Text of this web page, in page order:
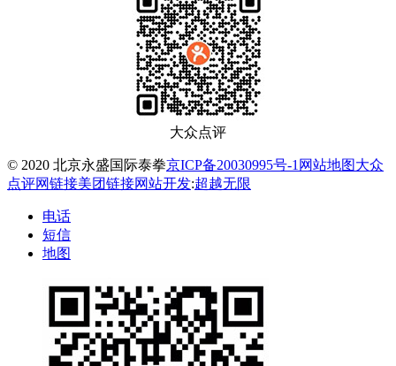
大众点评
© 2020 北京永盛国际泰拳京ICP备20030995号-1 网站地图大众
点评网链接美团链接网站开发:超越无限
电话
短信
地图